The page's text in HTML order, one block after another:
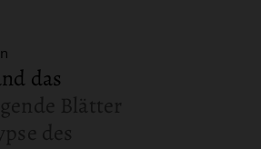
das